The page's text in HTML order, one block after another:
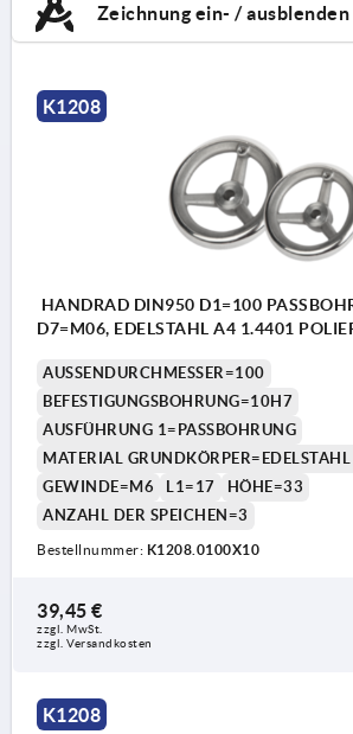
Zeichnung ein- / ausblenden
K1208
HANDRAD DIN950 D1=100
D7=M06, EDELSTAHL A4 1.4401
AUSSENDURCHMESSER=100
BEFESTIGUNGSBOHRUNG=10H7
AUSFÜHRUNG 1=PASSBOHRUNG
MATERIAL
GEWINDE=M6
L1=17
HÖHE=33
ANZAHL DER SPEICHEN=3
Bestellnummer: K1208.0100X10
39,45 €
zzgl. MwSt.
zzgl. Versandkosten
K1208